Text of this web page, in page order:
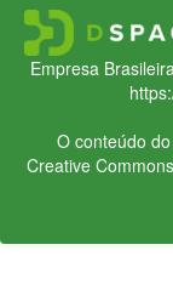
Empresa
O conteúdo
Creative Commons